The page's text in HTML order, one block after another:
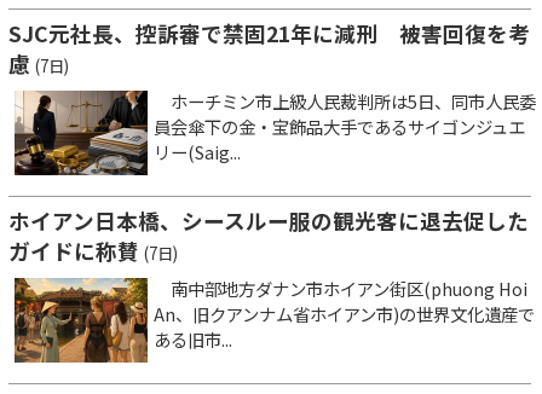
SJC元社長、控訴審で禁固21年に減刑 被害回復を考
慮 (7日)
ホーチミン市上級人民裁判所は5日、同市人民委
員会傘下の金・宝飾品大手であるサイゴンジュエ
リー(Saig...
ホイアン日本橋、シースルー服の観光客に退去促した
ガイドに称賛 (7日)
南中部地方ダナン市ホイアン街区(phuong Hoi
An、旧クアンナム省ホイアン市)の世界文化遺産で
ある旧市...